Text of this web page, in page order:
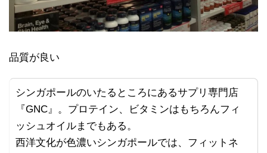
品質が良い
シンガポールのいたるところにあるサプリ専門店
『GNC』。プロテイン、ビタミンはもちろんフィ
ッシュオイルまでもある。
西洋文化が色濃いシンガポールでは、フィットネ